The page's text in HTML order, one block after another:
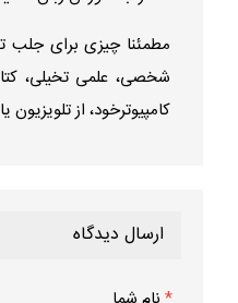
مطمئنا چیزی برای جلب
شخصی، علمی تخیلی،
کامپیوترخود، از
ارسال دیدگاه